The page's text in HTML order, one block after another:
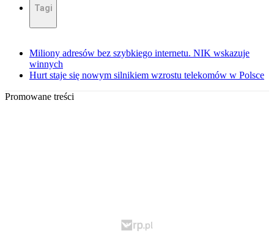
Tagi
Miliony adresów bez szybkiego internetu. NIK wskazuje
winnych
Hurt staje się nowym silnikiem wzrostu telekomów w Polsce
Promowane treści